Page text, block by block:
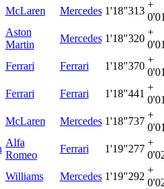
McLaren Mercedes 1'18"313
+
Aston
Martin
Mercedes 1'18"320
+
Ferrari Ferrari 1'18"370
+
Ferrari Ferrari 1'18"441
+
McLaren Mercedes 1'18"737
+
Alfa
Romeo
Ferrari 1'19"277
+
Williams Mercedes 1'19"292
+